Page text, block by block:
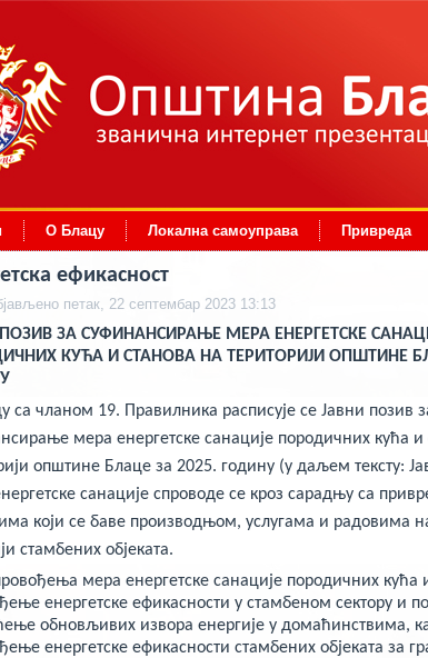
О Блацу Локална самоуправа Привреда
ефикасност
петак, 22 септембар 2023 13:13
ЗА СУФИНАНСИРАЊЕ МЕРА ЕНЕРГЕТСКЕ
КУЋА И СТАНОВА НА ТЕРИТОРИЈИ ОПШТИНЕ
са чланом 19. Правилника расписује се Јавни позив
мера енергетске санације породичних кућа и
општине Блаце за 2025. годину (у даљем тексту:
санације спроводе се кроз сарадњу са
који се баве производњом, услугама и радовима
стамбених објеката.
мера енергетске санације породичних кућа
енергетске ефикасности у стамбеном сектору и
обновљивих извора енергије у домаћинствима,
енергетске ефикасности стамбених објеката за